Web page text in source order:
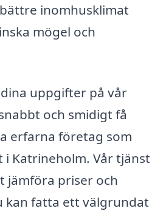
inomhusklimat
mögel och
uppgifter på vår
och smidigt få
erfarna företag som
Katrineholm. Vår tjänst
jämföra priser och
kan fatta ett välgrundat